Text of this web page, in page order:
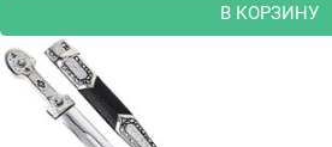
В КОРЗИНУ